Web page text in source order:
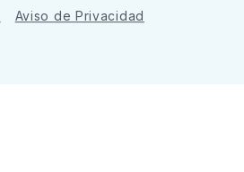
Aviso de Privacidad